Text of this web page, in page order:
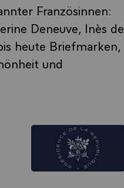
Französinnen:
Deneuve, Inès de
heute Briefmarken,
und